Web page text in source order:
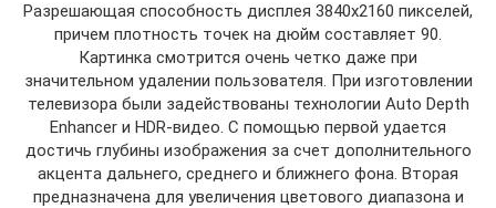
Разрешающая способность дисплея 3840х2160 пикселей,
причем плотность точек на дюйм составляет 90.
Картинка смотрится очень четко даже при
значительном удалении пользователя. При изготовлении
телевизора были задействованы технологии Auto Depth
Enhancer и HDR-видео. С помощью первой удается
достичь глубины изображения за счет дополнительного
акцента дальнего, среднего и ближнего фона. Вторая
предназначена для увеличения цветового диапазона и